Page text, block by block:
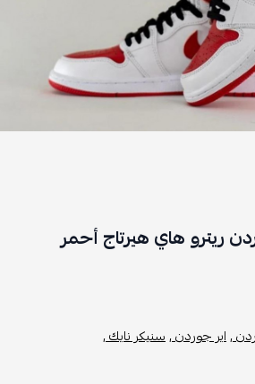
ريترو هاي هيرتاج أحمر
,اير جوردن ,سنيكر نايك ,